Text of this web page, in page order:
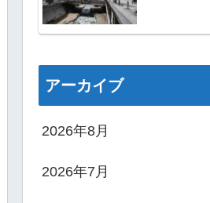
アーカイブ
2026年8月
2026年7月